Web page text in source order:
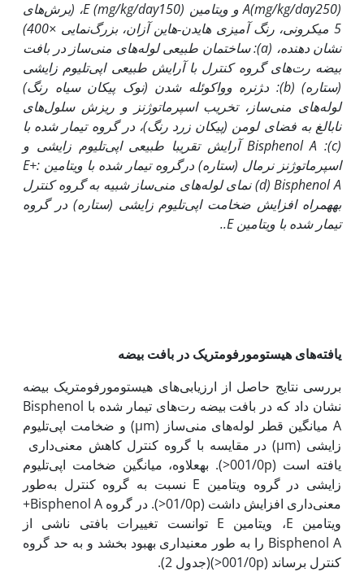
A(mg/kg/day250) و ویتامین E(mg/kg/day
150)، (برش‌های
5 میکرونی، رنگ آمیزی هایدن‑هاین آزان، بزرگ‌نمایی ×400)
نشان دهنده، (a)
: ساختمان طبیعی لوله‌های منی‌ساز در بافت
بیضه رت‌های گروه کنترل با آرایش طبیعی اپی‌تلیوم زایشی
(ستاره) (b)
: د‍‍ژنره وواکوئله شدن (نوک پیکان سیاه رنگ)
لوله‌های منی‌ساز، تخریب اسپرماتوژنز و ریزش سلول‌های
نابالغ به فضای لومن (پیکان زرد رنگ)، در گروه تیمار شده با
Bisphenol A :(c) آرایش تقریبا طبیعی اپی‌تلیوم زایشی و
اسپرماتوژنز نرمال (ستاره) درگروه تیمار شده با ویتامین
E+:
(d) Bisphenol Aنمای لوله‌های منی‌ساز شبیه به گروه کنترل
بههمراه افزایش ضخامت اپی‌‌تلیوم زایشی (ستاره) در گروه
تیمار شده با ویتامینE
..
یافته‌های هیستومورفومتریک در بافت بیضه
بررسی نتایج حاصل از ارزیابی‌های هیستومورفومتریک بیضه
نشان داد که در بافت بیضه رت‌های تیمار شده با Bisphenol
A میانگین قطر لوله‌های منی‌ساز (µm) و ضخامت اپی‌تلیوم
زایشی (µm) در مقایسه با گروه کنترل کاهش معنی‌داری
یافته است (001/0p<). به‏علاوه، میانگین ضخامت اپی‌تلیوم
زایشی در گروه ویتامین E نسبت به گروه کنترل به‌طور
معنی‌داری افزایش داشت (01/0p<). در گروه Bisphenol A+
ویتامین E، ویتامین E توانست تغییرات بافتی ناشی از
Bisphenol A را به طور معنی­داری بهبود بخشد و به حد گروه
کنترل برساند (001/0p<)(جدول 2).